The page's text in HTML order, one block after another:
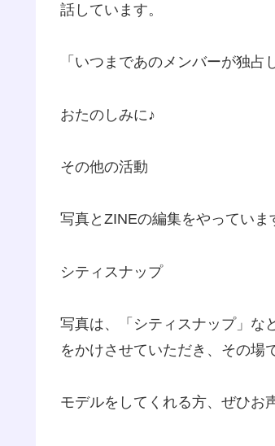
話しています。
「いつまであのメンバーが独
おたのしみに♪
その他の活動
写真とZINEの編集をやっていま
シティスナップ
写真は、「シティスナップ」な
をかけさせていただき、その場
モデルをしてくれる方、ぜひお